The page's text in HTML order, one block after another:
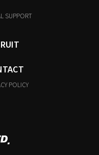
SUPPORT
POLICY